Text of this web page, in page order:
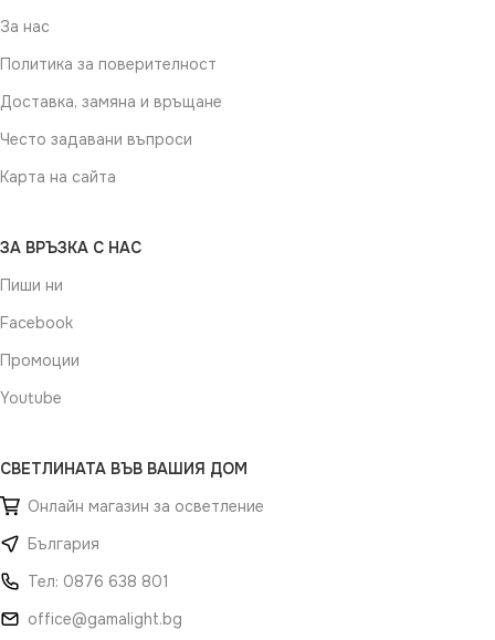
За нас
Политика за поверителност
Доставка, замяна и връщане
Често задавани въпроси
Карта на сайта
ЗА ВРЪЗКА С НАС
Пиши ни
Facebook
Промоции
Youtube
СВЕТЛИНАТА ВЪВ ВАШИЯ ДОМ
Онлайн магазин за осветление
България
Тел: 0876 638 801
office@gamalight.bg